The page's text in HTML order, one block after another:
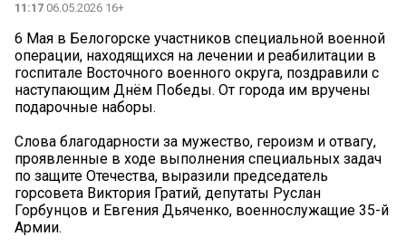
11:17 06.05.2026 16+
6 Мая в Белогорске участников специальной военной
операции, находящихся на лечении и реабилитации в
госпитале Восточного военного округа, поздравили с
наступающим Днём Победы. От города им вручены
подарочные наборы.
Слова благодарности за мужество, героизм и отвагу,
проявленные в ходе выполнения специальных задач
по защите Отечества, выразили председатель
горсовета Виктория Гратий, депутаты Руслан
Горбунцов и Евгения Дьяченко, военнослужащие 35-й
Армии.